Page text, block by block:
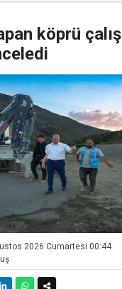
köprü
2026 Cumartesi 00:44